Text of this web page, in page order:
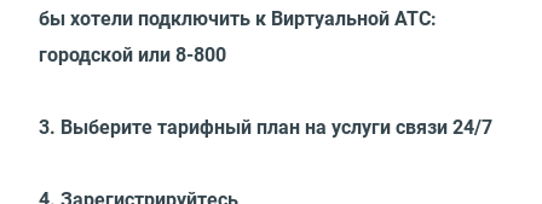
бы хотели подключить к Виртуальной АТС:
городской или 8-800
3. Выберите тарифный план на услуги связи 24/7